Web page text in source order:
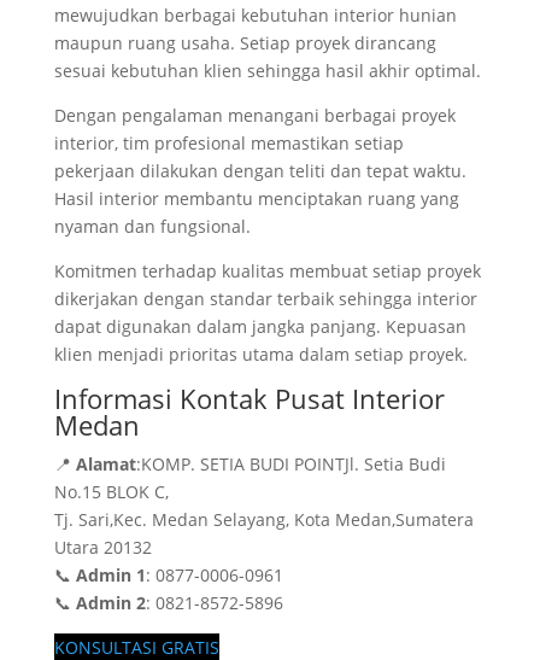
mewujudkan berbagai kebutuhan interior hunian
maupun ruang usaha. Setiap proyek dirancang
sesuai kebutuhan klien sehingga hasil akhir optimal.
Dengan pengalaman menangani berbagai proyek
interior, tim profesional memastikan setiap
pekerjaan dilakukan dengan teliti dan tepat waktu.
Hasil interior membantu menciptakan ruang yang
nyaman dan fungsional.
Komitmen terhadap kualitas membuat setiap proyek
dikerjakan dengan standar terbaik sehingga interior
dapat digunakan dalam jangka panjang. Kepuasan
klien menjadi prioritas utama dalam setiap proyek.
Informasi Kontak Pusat Interior
Medan
📍 Alamat:KOMP. SETIA BUDI POINTJl. Setia Budi
No.15 BLOK C,
Tj. Sari,Kec. Medan Selayang, Kota Medan,Sumatera
Utara 20132
📞 Admin 1: 0877-0006-0961
📞 Admin 2: 0821-8572-5896
KONSULTASI GRATIS